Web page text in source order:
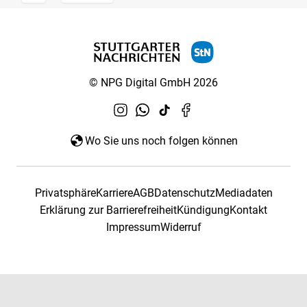
© NPG Digital GmbH 2026
Wo Sie uns noch folgen können
PrivatsphäreKarriereAGBDatenschutzMediadaten
Erklärung zur BarrierefreiheitKündigungKontakt
ImpressumWiderruf